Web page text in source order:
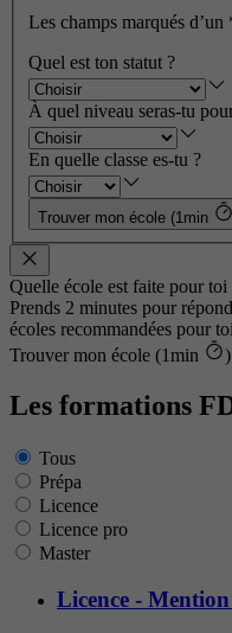
Les champs marqués d’un
Quel est ton statut ?
À quel niveau seras-tu
En quelle classe es-tu ?
Trouver mon école (1min
Quelle école est faite pour toi
Prends 2 minutes pour
écoles recommandées pour
Trouver mon école (1min
)
Les formations
Tous
Prépa
Licence
Licence pro
Master
Licence -